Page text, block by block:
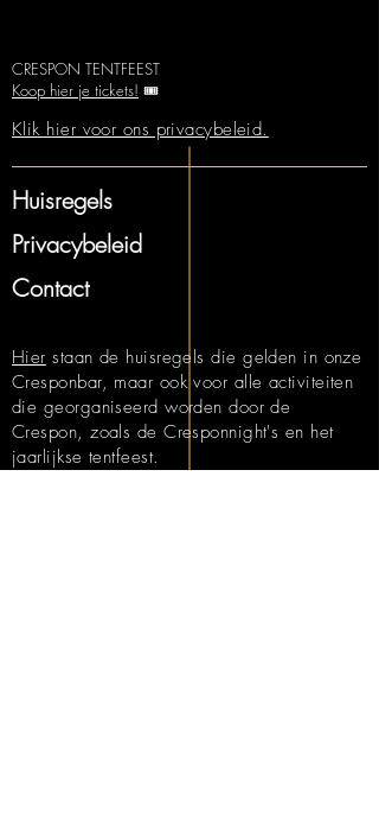
CRESPON TENTFEEST
Koop hier je tickets! 🎟️
Klik hier voor ons privacybeleid.
Huisregels
Privacybeleid
Contact
Hier staan de huisregels die gelden in onze
Cresponbar, maar ook voor alle activiteiten
die georganiseerd worden door de
Crespon, zoals de Cresponnight's en het
jaarlijkse tentfeest.